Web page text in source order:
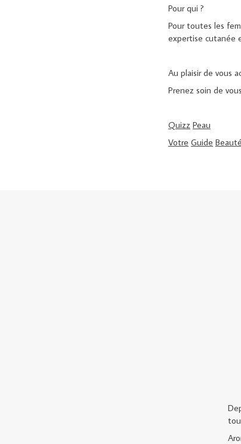
Pour qui ?
Pour toutes les
expertise cutanée
Au plaisir de vous
Prenez soin de
Quizz Peau
Votre Guide Beauté